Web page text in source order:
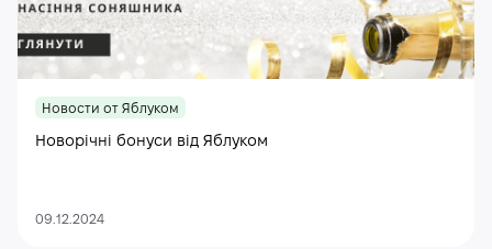
Новости от Яблуком
Новорічні бонуси від Яблуком
09.12.2024